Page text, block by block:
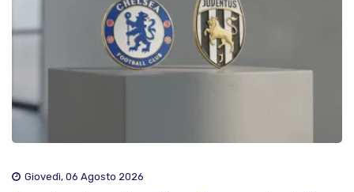
Giovedì, 06 Agosto 2026